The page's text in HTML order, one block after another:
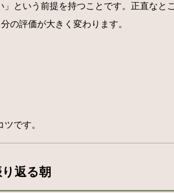
という前提を持つことです。正直なと
の評価が大きく変わります。
です。
返る朝